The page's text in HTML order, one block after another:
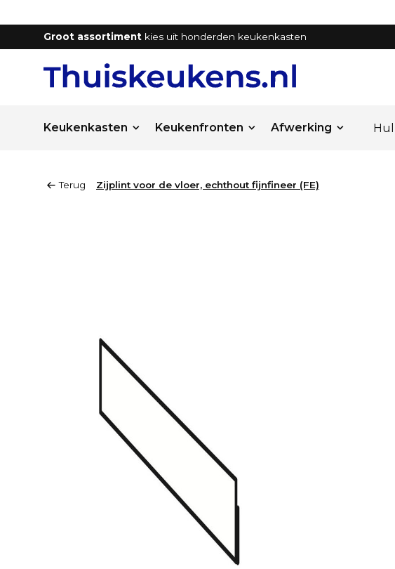
Groot assortiment kies uit honderden keukenkasten
Keukenkasten Keukenfronten Afwerking
Terug Zijplint voor de vloer, echthout fijnfineer (FE)